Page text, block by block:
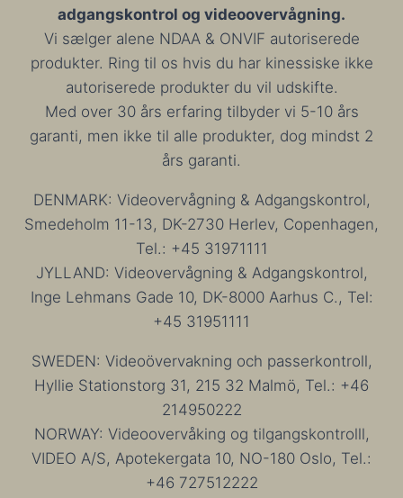
STOPPE
adgangskontrol og videoovervågning.
Vi sælger alene NDAA & ONVIF autoriserede
produkter. Ring til os hvis du har kinessiske ikke
autoriserede produkter du vil udskifte.
Med over 30 års erfaring tilbyder vi 5-10 års
garanti, men ikke til alle produkter, dog mindst 2
års garanti.
DENMARK: Videovervågning & Adgangskontrol,
Smedeholm 11-13, DK-2730 Herlev, Copenhagen,
Tel.: +45 31971111
JYLLAND: Videovervågning & Adgangskontrol,
Inge Lehmans Gade 10, DK-8000 Aarhus C., Tel:
+45 31951111
SWEDEN: Videoövervakning och passerkontroll,
Hyllie Stationstorg 31, 215 32 Malmö, Tel.: +46
214950222
NORWAY: Videoovervåking og tilgangskontrolll,
VIDEO A/S, Apotekergata 10, NO-180 Oslo, Tel.:
+46 727512222